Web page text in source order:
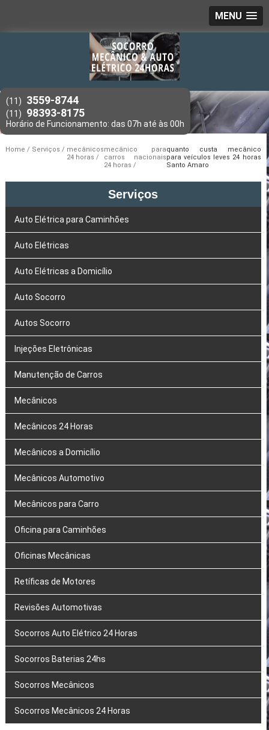
MENU
(11) 3559-8744
(11) 98393-8175
Home Serviços
mecânicos
24 horas
mecânico para
carros nacionais
24 horas
quanto custa mecânico
para veículos leves 24 horas
Santo Amaro
Serviços
Auto Elétrica para Caminhões
Auto Elétricas
Auto Elétricas a Domicílio
Auto Socorro
Autos Socorro
Injeções Eletrônicas
Manutenção de Carros
Mecânicos
Mecânicos 24 Horas
Mecânicos a Domicílio
Mecânicos Automotivo
Mecânicos para Carro
Oficina para Caminhões
Oficinas Mecânicas
Retíficas de Motores
Revisões Automotivas
Socorros Auto Elétrico 24 Horas
Socorros Baterias 24hs
Socorros Mecânicos
Socorros Mecânicos 24 Horas